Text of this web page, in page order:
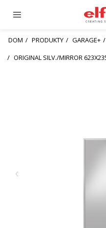
DOM PRODUKTY GARAGE+
ORIGINAL SILV./MIRROR